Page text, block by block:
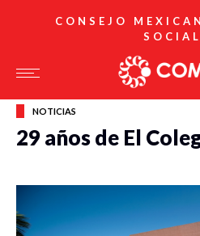
CONSEJO
NOTICIAS
29 años de El